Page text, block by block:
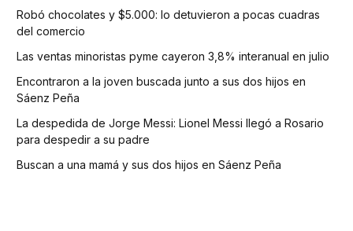
Robó chocolates y $5.000: lo detuvieron a pocas cuadras
del comercio
Las ventas minoristas pyme cayeron 3,8% interanual en julio
Encontraron a la joven buscada junto a sus dos hijos en
Sáenz Peña
La despedida de Jorge Messi: Lionel Messi llegó a Rosario
para despedir a su padre
Buscan a una mamá y sus dos hijos en Sáenz Peña